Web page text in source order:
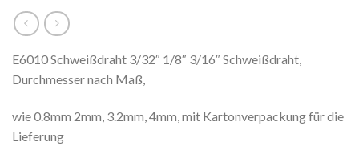
E6010 Schweißdraht 3/32″ 1/8″ 3/16″ Schweißdraht,
Durchmesser nach Maß,
wie 0.8mm 2mm, 3.2mm, 4mm, mit Kartonverpackung für die
Lieferung